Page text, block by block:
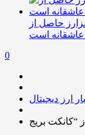
دلار رمزارز حاصل از
عاشقانه است
0
ارز دیجیتال
بریج